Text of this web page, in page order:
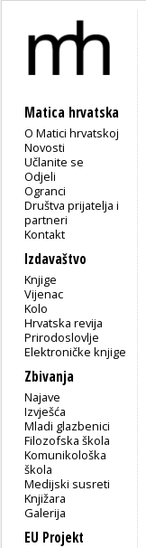
Matica hrvatska
O Matici hrvatskoj
Novosti
Učlanite se
Odjeli
Ogranci
Društva prijatelja i
partneri
Kontakt
Izdavaštvo
Knjige
Vijenac
Kolo
Hrvatska revija
Prirodoslovlje
Elektroničke knjige
Zbivanja
Najave
Izvješća
Mladi glazbenici
Filozofska škola
Komunikološka
škola
Medijski susreti
Knjižara
Galerija
EU Projekt